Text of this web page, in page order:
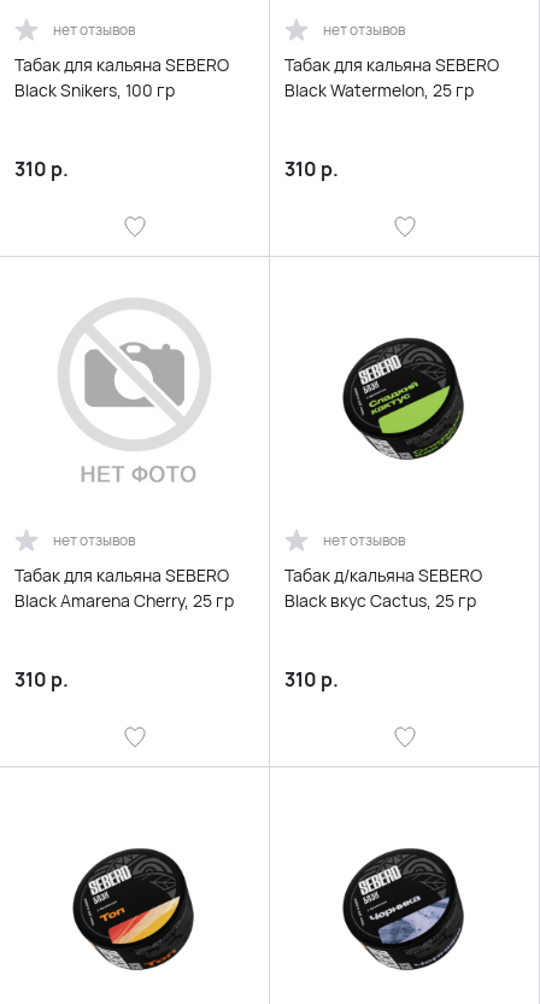
нет отзывов
Табак для кальяна SEBERO
Black Snikers, 100 гр
310 р.
нет отзывов
Табак для кальяна SEBERO
Black Watermelon, 25 гр
310 р.
нет отзывов
Табак для кальяна SEBERO
Black Amarena Cherry, 25 гр
310 р.
нет отзывов
Табак д/кальяна SEBERO
Black вкус Cactus, 25 гр
310 р.